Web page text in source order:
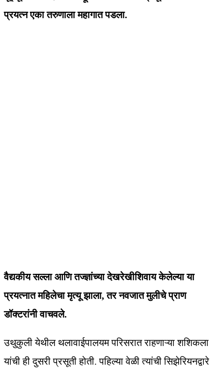
प्रयत्न एका तरुणाला महागात पडला.
वैद्यकीय सल्ला आणि तज्ज्ञांच्या देखरेखीशिवाय केलेल्या या
प्रयत्नात महिलेचा मृत्यू झाला, तर नवजात मुलीचे प्राण
डॉक्टरांनी वाचवले.
उथुकुली येथील थलावाईपालयम परिसरात राहणाऱ्या शशिकला
यांची ही दुसरी प्रसूती होती. पहिल्या वेळी त्यांची सिझेरियनद्वारे